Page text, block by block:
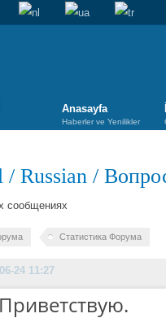
Anasayfa
Haberler ve Yenilikler
/ Russian /
сообщениях
Статистика Форума
24 11:27
Приветствую.